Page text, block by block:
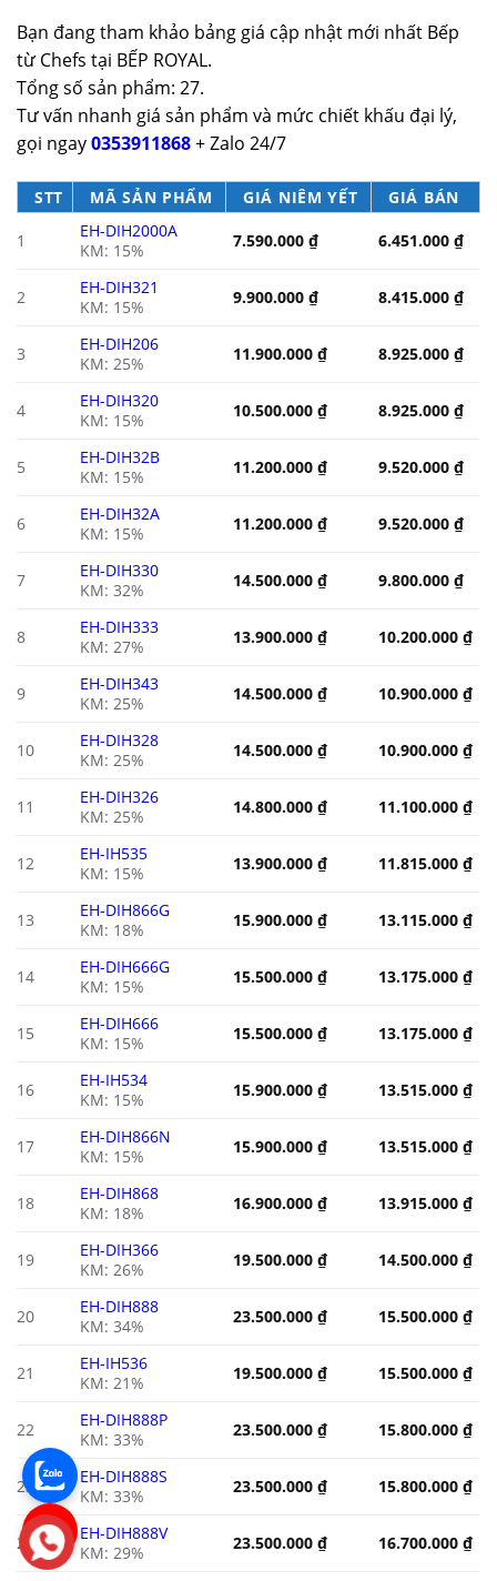
Bạn đang tham khảo bảng giá cập nhật mới nhất Bếp
từ Chefs tại BẾP ROYAL.
Tổng số sản phẩm: 27.
Tư vấn nhanh giá sản phẩm và mức chiết khấu đại lý,
gọi ngay0353911868+ Zalo 24/7
STT MÃ SẢN PHẨM GIÁ NIÊM YẾT GIÁ BÁN
1
EH-DIH2000A
KM: 15%
7.590.000₫ 6.451.000₫
2
EH-DIH321
KM: 15%
9.900.000₫ 8.415.000₫
3
EH-DIH206
KM: 25%
11.900.000₫ 8.925.000₫
4
EH-DIH320
KM: 15%
10.500.000₫ 8.925.000₫
5
EH-DIH32B
KM: 15%
11.200.000₫ 9.520.000₫
6
EH-DIH32A
KM: 15%
11.200.000₫ 9.520.000₫
7
EH-DIH330
KM: 32%
14.500.000₫ 9.800.000₫
8
EH-DIH333
KM: 27%
13.900.000₫ 10.200.000₫
9
EH-DIH343
KM: 25%
14.500.000₫ 10.900.000₫
10
EH-DIH328
KM: 25%
14.500.000₫ 10.900.000₫
11
EH-DIH326
KM: 25%
14.800.000₫ 11.100.000₫
12
EH-IH535
KM: 15%
13.900.000₫ 11.815.000₫
13
EH-DIH866G
KM: 18%
15.900.000₫ 13.115.000₫
14
EH-DIH666G
KM: 15%
15.500.000₫ 13.175.000₫
15
EH-DIH666
KM: 15%
15.500.000₫ 13.175.000₫
16
EH-IH534
KM: 15%
15.900.000₫ 13.515.000₫
17
EH-DIH866N
KM: 15%
15.900.000₫ 13.515.000₫
18
EH-DIH868
KM: 18%
16.900.000₫ 13.915.000₫
19
EH-DIH366
KM: 26%
19.500.000₫ 14.500.000₫
20
EH-DIH888
KM: 34%
23.500.000₫ 15.500.000₫
21
EH-IH536
KM: 21%
19.500.000₫ 15.500.000₫
22
EH-DIH888P
KM: 33%
23.500.000₫ 15.800.000₫
23
EH-DIH888S
KM: 33%
23.500.000₫ 15.800.000₫
24
EH-DIH888V
KM: 29%
23.500.000₫ 16.700.000₫